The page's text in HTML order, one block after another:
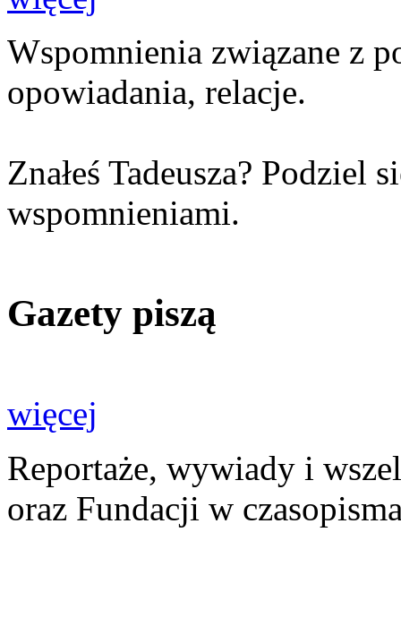
Wspomnienia związane z
opowiadania, relacje.
Znałeś Tadeusza? Podziel
wspomnieniami.
Gazety piszą
więcej
Reportaże, wywiady i
oraz Fundacji w